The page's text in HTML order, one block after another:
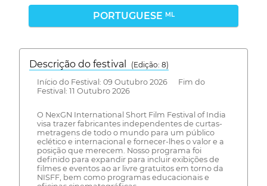
PORTUGUESE ML
Descrição do festival
(Edição: 8)
Início do Festival: 09 Outubro 2026 Fim do
Festival: 11 Outubro 2026
O NexGN International Short Film Festival of India
visa trazer fabricantes independentes de curtas-
metragens de todo o mundo para um público
eclético e internacional e fornecer-lhes o valor e a
posição que merecem. Nosso programa foi
definido para expandir para incluir exibições de
filmes e eventos ao ar livre gratuitos em torno da
NISFF, bem como programas educacionais e